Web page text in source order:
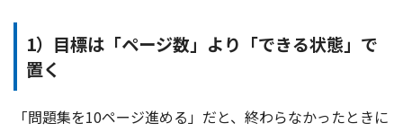
1）目標は「ページ数」より「できる状態」で
置く
「問題集を10ページ進める」だと、終わらなかったときに